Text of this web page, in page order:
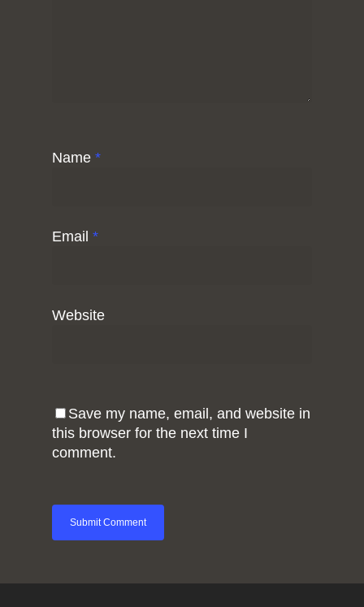
Name *
Email *
Website
Save my name, email, and website in
this browser for the next time I
comment.